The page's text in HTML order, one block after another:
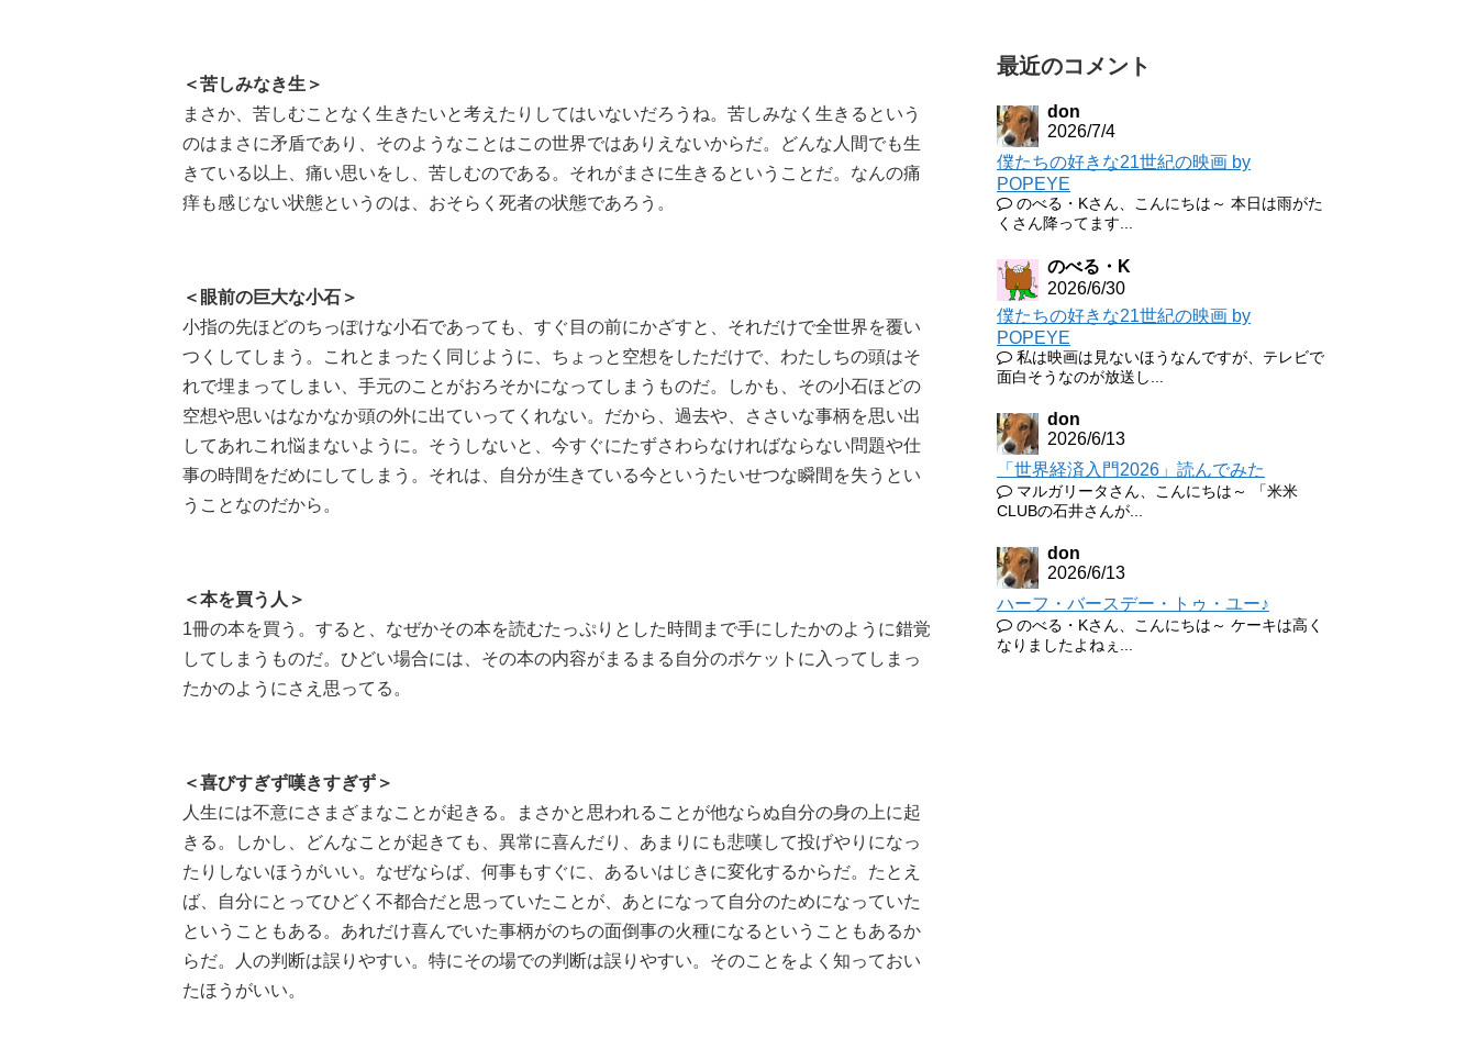
＜苦しみなき生＞
まさか、苦しむことなく生きたいと考えたりしてはいないだろうね。苦しみなく生きるという
のはまさに矛盾であり、そのようなことはこの世界ではありえないからだ。どんな人間でも生
きている以上、痛い思いをし、苦しむのである。それがまさに生きるということだ。なんの痛
痒も感じない状態というのは、おそらく死者の状態であろう。
＜眼前の巨大な小石＞
小指の先ほどのちっぽけな小石であっても、すぐ目の前にかざすと、それだけで全世界を覆い
つくしてしまう。これとまったく同じように、ちょっと空想をしただけで、わたしちの頭はそ
れで埋まってしまい、手元のことがおろそかになってしまうものだ。しかも、その小石ほどの
空想や思いはなかなか頭の外に出ていってくれない。だから、過去や、ささいな事柄を思い出
してあれこれ悩まないように。そうしないと、今すぐにたずさわらなければならない問題や仕
事の時間をだめにしてしまう。それは、自分が生きている今というたいせつな瞬間を失うとい
うことなのだから。
＜本を買う人＞
1冊の本を買う。すると、なぜかその本を読むたっぷりとした時間まで手にしたかのように錯覚
してしまうものだ。ひどい場合には、その本の内容がまるまる自分のポケットに入ってしまっ
たかのようにさえ思ってる。
＜喜びすぎず嘆きすぎず＞
人生には不意にさまざまなことが起きる。まさかと思われることが他ならぬ自分の身の上に起
きる。しかし、どんなことが起きても、異常に喜んだり、あまりにも悲嘆して投げやりになっ
たりしないほうがいい。なぜならば、何事もすぐに、あるいはじきに変化するからだ。たとえ
ば、自分にとってひどく不都合だと思っていたことが、あとになって自分のためになっていた
ということもある。あれだけ喜んでいた事柄がのちの面倒事の火種になるということもあるか
らだ。人の判断は誤りやすい。特にその場での判断は誤りやすい。そのことをよく知っておい
たほうがいい。
最近のコメント
don
2026/7/4
僕たちの好きな21世紀の映画 by
POPEYE
のべる・Kさん、こんにちは～ 本日は雨がた
くさん降ってます...
のべる・K
2026/6/30
僕たちの好きな21世紀の映画 by
POPEYE
私は映画は見ないほうなんですが、テレビで
面白そうなのが放送し...
don
2026/6/13
「世界経済入門2026」読んでみた
マルガリータさん、こんにちは～ 「米米
CLUBの石井さんが...
don
2026/6/13
ハーフ・バースデー・トゥ・ユー♪
のべる・Kさん、こんにちは～ ケーキは高く
なりましたよねぇ...